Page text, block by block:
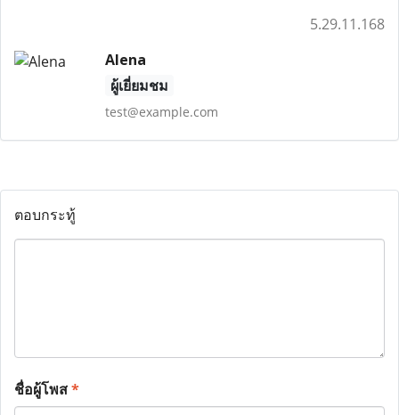
5.29.11.168
Alena
ผู้เยี่ยมชม
test@example.com
ตอบกระทู้
ชื่อผู้โพส*